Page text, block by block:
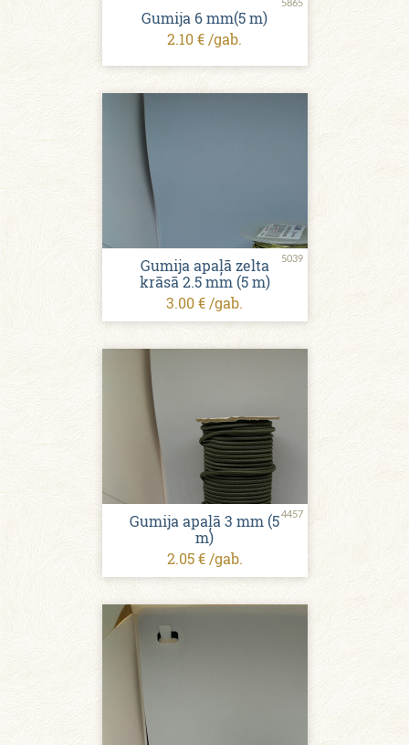
5865
Gumija 6 mm(5 m)
2.10 € /gab.
5039
Gumija apaļā zelta
krāsā 2.5 mm (5 m)
3.00 € /gab.
4457
Gumija apaļā 3 mm (5
m)
2.05 € /gab.